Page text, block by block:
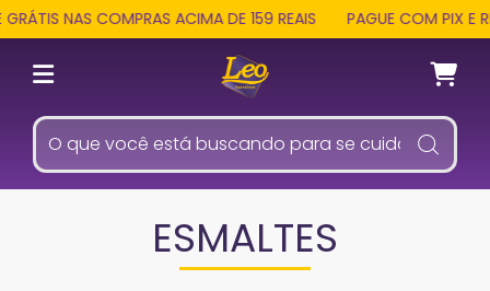
NAS COMPRAS ACIMA DE 159 REAIS PAGUE COM PIX E
ESMALTES